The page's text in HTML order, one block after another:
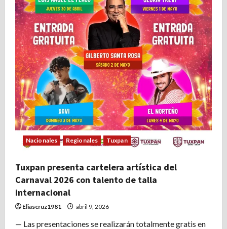
Nacionales Regionales Tuxpan
Tuxpan presenta cartelera artística del
Carnaval 2026 con talento de talla
internacional
Eliascruz1981 abril 9, 2026
— Las presentaciones se realizarán totalmente gratis en